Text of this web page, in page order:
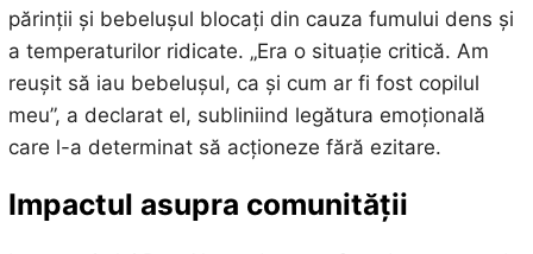
părinții și bebelușul blocați din cauza fumului dens și
a temperaturilor ridicate. „Era o situație critică. Am
reușit să iau bebelușul, ca și cum ar fi fost copilul
meu”, a declarat el, subliniind legătura emoțională
care l-a determinat să acționeze fără ezitare.
Impactul asupra comunității